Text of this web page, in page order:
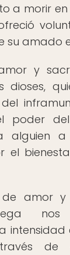
a morir en
su amado
y
poder
alguien
el
de amor
intensidad
de